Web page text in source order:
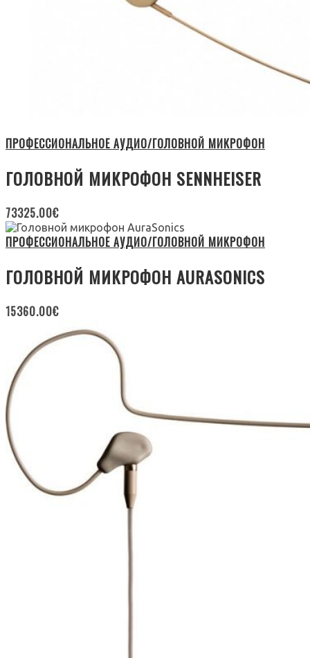
ПРОФЕССИОНАЛЬНОЕ АУДИО/ГОЛОВНОЙ МИКРОФОН
ГОЛОВНОЙ МИКРОФОН SENNHEISER
73325.00€
ПРОФЕССИОНАЛЬНОЕ АУДИО/ГОЛОВНОЙ МИКРОФОН
ГОЛОВНОЙ МИКРОФОН AURASONICS
15360.00€